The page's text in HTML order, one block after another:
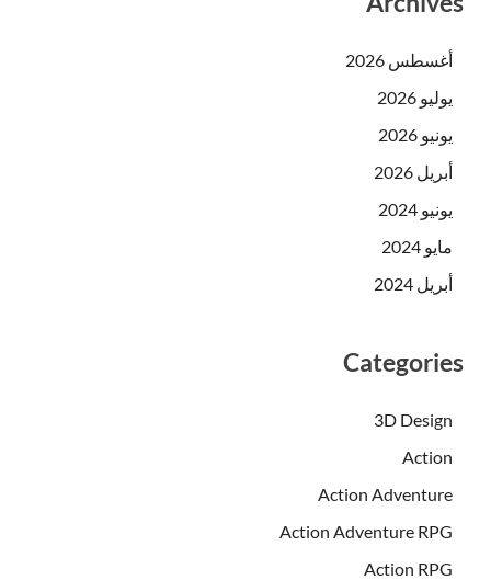
أغسطس 2026
يوليو 2026
يونيو 2026
أبريل 2026
يونيو 2024
مايو 2024
أبريل 2024
Categories
3D Design
Action
Action Adventure
Action Adventure RPG
Action RPG